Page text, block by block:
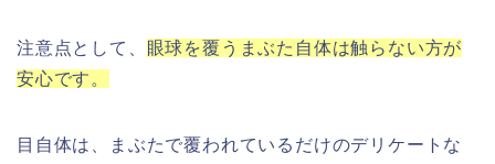
注意点として、
眼球を覆うまぶた自体は触らない方が
安心です。
目自体は、まぶたで覆われているだけのデリケートな